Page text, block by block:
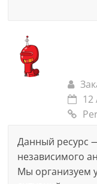
12
Данный ресурс
независимого
Мы организуем